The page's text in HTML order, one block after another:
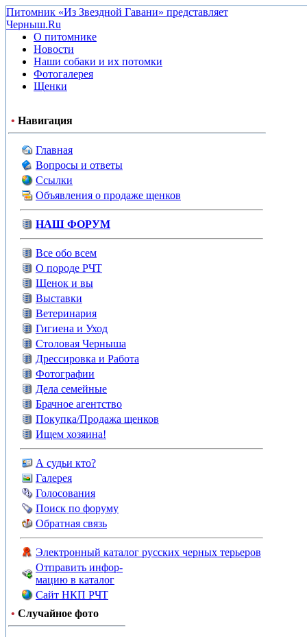
Питомник «Из Звездной Гавани» представляет
Черныш.Ru
О питомнике
Новости
Наши собаки и их потомки
Фотогалерея
Щенки
• Навигация
Главная
Вопросы и ответы
Ссылки
Объявления о продаже щенков
НАШ ФОРУМ
Все обо всем
О породе РЧТ
Щенок и вы
Выставки
Ветеринария
Гигиена и Уход
Столовая Черныша
Дрессировка и Работа
Фотографии
Дела семейные
Брачное агентство
Покупка/Продажа щенков
Ищем хозяина!
А судьи кто?
Галерея
Голосования
Поиск по форуму
Обратная связь
Электронный каталог русских черных терьеров
Отправить инфор-
мацию в каталог
Сайт НКП РЧТ
• Случайное фото